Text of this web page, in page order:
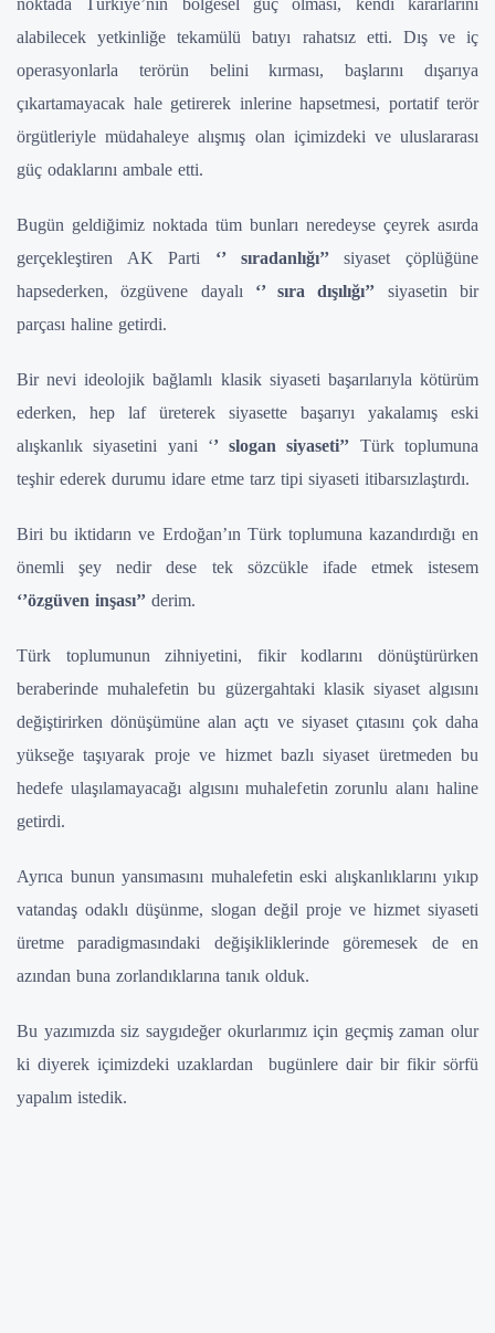
alabilecek yetkinliğe tekamülü batıyı rahatsız etti. Dış ve iç
operasyonlarla terörün belini kırması, başlarını dışarıya
çıkartamayacak hale getirerek inlerine hapsetmesi, portatif terör
örgütleriyle müdahaleye alışmış olan içimizdeki ve uluslararası
güç odaklarını ambale etti.
Bugün geldiğimiz noktada tüm bunları neredeyse çeyrek asırda
gerçekleştiren AK Parti ‘’ sıradanlığı’’siyaset çöplüğüne
hapsederken, özgüvene dayalı ‘’ sıra dışılığı’’ siyasetin bir
parçası haline getirdi.
Bir nevi ideolojik bağlamlı klasik siyaseti başarılarıyla kötürüm
ederken, hep laf üreterek siyasette başarıyı yakalamış eski
alışkanlık siyasetini yani ‘’ slogan siyaseti’’ Türk toplumuna
teşhir ederek durumu idare etme tarz tipi siyaseti itibarsızlaştırdı.
Biri bu iktidarın ve Erdoğan’ın Türk toplumuna kazandırdığı en
önemli şey nedir dese tek sözcükle ifade etmek istesem
‘’özgüven inşası’’ derim.
Türk toplumunun zihniyetini, fikir kodlarını dönüştürürken
beraberinde muhalefetin bu güzergahtaki klasik siyaset algısını
değiştirirken dönüşümüne alan açtı ve siyaset çıtasını çok daha
yükseğe taşıyarak proje ve hizmet bazlı siyaset üretmeden bu
hedefe ulaşılamayacağı algısını muhalefetin zorunlu alanı haline
getirdi.
Ayrıca bunun yansımasını muhalefetin eski alışkanlıklarını yıkıp
vatandaş odaklı düşünme, slogan değil proje ve hizmet siyaseti
üretme paradigmasındaki değişikliklerinde göremesek de en
azından buna zorlandıklarına tanık olduk.
Bu yazımızda siz saygıdeğer okurlarımız için geçmiş zaman olur
ki diyerek içimizdeki uzaklardan bugünlere dair bir fikir sörfü
yapalım istedik.